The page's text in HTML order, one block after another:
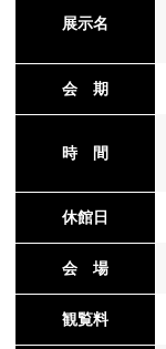
展示名
会 期
時 間
休館日
会 場
観覧料